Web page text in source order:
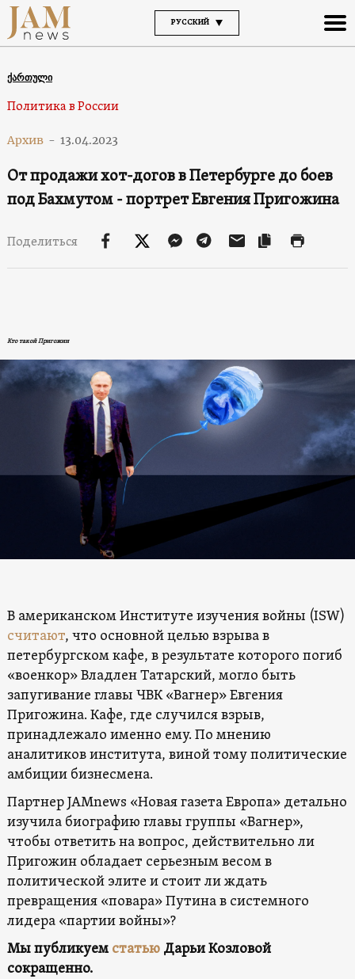
РУССКИЙ
ქართული
Политика в России
Архив - 13.04.2023
От продажи хот-догов в Петербурге до боев
под Бахмутом - портрет Евгения Пригожина
Поделиться
Кто такой Пригожин
В американском Институте изучения войны (ISW)
считают, что основной целью взрыва в
петербургском кафе, в результате которого погиб
«военкор» Владлен Татарский, могло быть
запугивание главы ЧВК «Вагнер» Евгения
Пригожина. Кафе, где случился взрыв,
принадлежало именно ему. По мнению
аналитиков института, виной тому политические
амбиции бизнесмена.
Партнер JAMnews «Новая газета Европа» детально
изучила биографию главы группы «Вагнер»,
чтобы ответить на вопрос, действительно ли
Пригожин обладает серьезным весом в
политической элите и стоит ли ждать
превращения «повара» Путина в системного
лидера «партии войны»?
Мы публикуем статьюДарьи Козловой
сокращенно.